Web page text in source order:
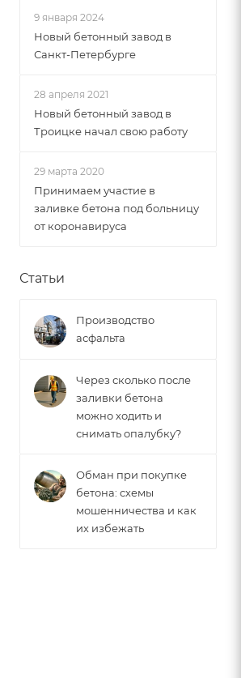
9 января 2024
Новый бетонный завод в
Санкт-Петербурге
28 апреля 2021
Новый бетонный завод в
Троицке начал свою работу
29 марта 2020
Принимаем участие в
заливке бетона под больницу
от коронавируса
Статьи
Производство
асфальта
Через сколько после
заливки бетона
можно ходить и
снимать опалубку?
Обман при покупке
бетона: схемы
мошенничества и как
их избежать